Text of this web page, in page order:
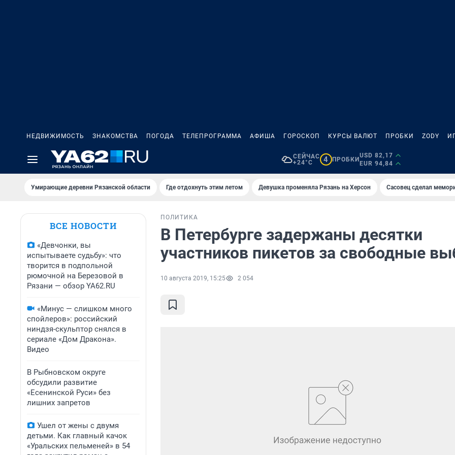
НЕДВИЖИМОСТЬ ЗНАКОМСТВА ПОГОДА ТЕЛЕПРОГРАММА АФИША ГОРОСКОП КУРСЫ ВАЛЮТ ПРОБКИ ZODY
СЕЙЧАС
+24°C
4 ПРОБКИ
USD 82,17
EUR 94,84
Умирающие деревни Рязанской области Где отдохнуть этим летом Девушка променяла Рязань на Херсон Сасовец сделал
ВСЕ НОВОСТИ
«Девчонки, вы
испытываете судьбу»: что
творится в подпольной
рюмочной на Березовой в
Рязани — обзор YA62.RU
«Минус — слишком много
спойлеров»: российский
ниндзя-скульптор снялся в
сериале «Дом Дракона».
Видео
В Рыбновском округе
обсудили развитие
«Есенинской Руси» без
лишних запретов
Ушел от жены с двумя
детьми. Как главный качок
«Уральских пельменей» в 54
ПОЛИТИКА
В Петербурге задержаны десятки
участников пикетов за свободные
10 августа 2019, 15:25 2 054